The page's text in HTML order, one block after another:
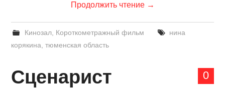
Продолжить чтение →
Кинозал Короткометражный фильм
нина
корякина ,тюменская область
0
Сценарист